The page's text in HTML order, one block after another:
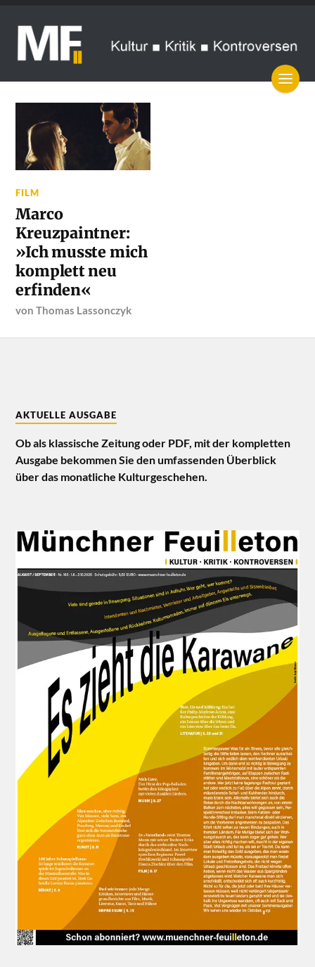
FILM
Marco
Kreuzpaintner:
»Ich musste mich
komplett neu
erfinden«
vonThomas Lassonczyk
AKTUELLE AUSGABE
Ob als klassische Zeitung oder PDF, mit der kompletten
Ausgabe bekommen Sie den umfassenden Überblick
über das monatliche Kulturgeschehen.